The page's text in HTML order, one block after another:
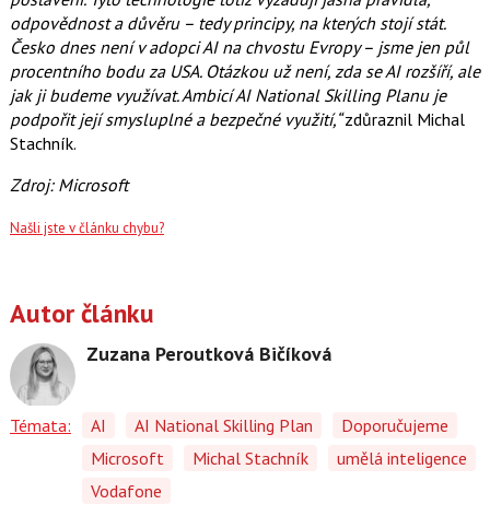
odpovědnost a důvěru – tedy principy, na kterých stojí stát.
Česko dnes není v adopci AI na chvostu Evropy – jsme jen půl
procentního bodu za USA. Otázkou už není, zda se AI rozšíří, ale
jak ji budeme využívat. Ambicí AI National Skilling Planu je
podpořit její smysluplné a bezpečné využití,“zdůraznil Michal
Stachník.
Zdroj: Microsoft
Našli jste v článku chybu?
Autor článku
Zuzana Peroutková Bičíková
Témata: AI AI National Skilling Plan
Doporučujeme
Microsoft
Michal Stachník
umělá inteligence
Vodafone